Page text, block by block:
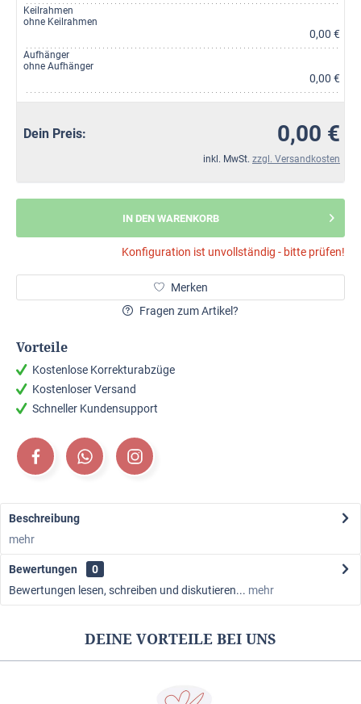
Keilrahmen
ohne Keilrahmen
0,00 €
Aufhänger
ohne Aufhänger
0,00 €
Dein Preis: 0,00 €
inkl. MwSt. zzgl. Versandkosten
IN DEN WARENKORB
Konfiguration ist unvollständig - bitte prüfen!
Merken
Fragen zum Artikel?
Vorteile
Kostenlose Korrekturabzüge
Kostenloser Versand
Schneller Kundensupport
Beschreibung
mehr
Bewertungen
0
Bewertungen lesen, schreiben und diskutieren... mehr
DEINE VORTEILE BEI UNS